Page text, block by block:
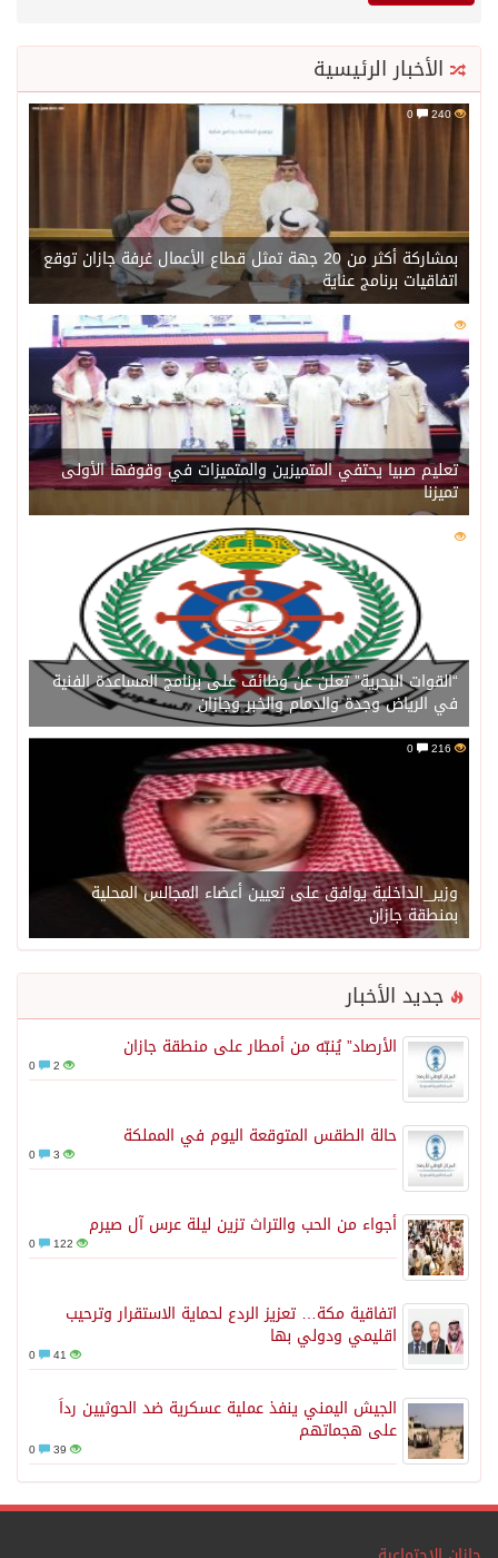
الأخبار الرئيسية
240
بمشاركة أكثر من 20 جهة تمثل قطاع الأعمال غرفة جازان توقع
اتفاقيات برنامج عناية
220
تعليم صبيا يحتفي المتميزين والمتميزات في وقوفها الأولى
تميزنا
216
“القوات البحرية” تعلن عن وظائف على برنامج المساعدة الفنية
في الرياض وجدة والدمام والخبر وجازان
216
وزير_الداخلية يوافق على تعيين أعضاء المجالس المحلية
بمنطقة جازان
جديد الأخبار
الأرصاد” يُنبّه من أمطار على منطقة جازان
2
حالة الطقس المتوقعة اليوم في المملكة
3
أجواء من الحب والتراث تزين ليلة عرس آل صيرم
122
اتفاقية مكة… تعزيز الردع لحماية الاستقرار وترحيب
اقليمي ودولي بها
41
الجيش اليمني ينفذ عملية عسكرية ضد الحوثيين رداً
على هجماتهم
39